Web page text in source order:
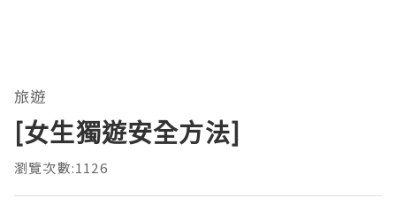
旅遊
[女生獨遊安全方法]
瀏覽次數:1126